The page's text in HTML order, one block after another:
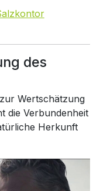
des
Wertschätzung
die Verbundenheit
Herkunft